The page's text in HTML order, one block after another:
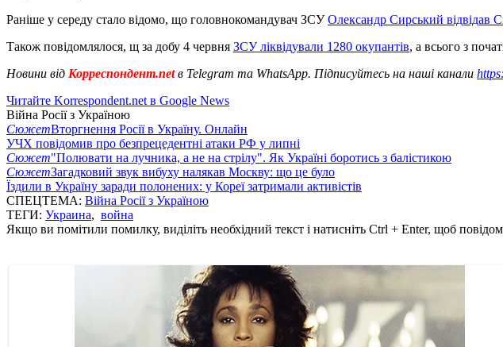
Раніше у середу стало відомо, що головнокомандувач ЗСУОлександр Сирський відвідав
Також повідомлялося, щ за добу 4 червня ЗСУ ліквідували 1280 окупантів, а всього з
Новини від Корреспондент.netв Telegram та WhatsApp. Підписуйтесь на наші канали
Читайте Korrespondent.net в Google News
Війна Росії з Україною
СюжетВторгнення Росії в Україну. Онлайн
УЧХ повідомив про безпрецедентні атаки РФ у липні
Сюжет"Полювати на лучника, а не на стрілу". Як Україні боротись з балістикою
СюжетЗагадковий звук вибуху налякав Москву: що це було
Їздили в Україну заради полонених: у Кореї затримали активістів
СПЕЦТЕМА: Війна Росії з Україною
ТЕГИ: Украина, война
Якщо ви помітили помилку, виділіть необхідний текст і натисніть Ctrl + Enter, щоб